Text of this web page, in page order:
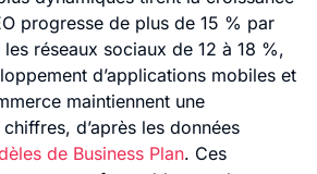
progresse de plus de 15 % par
réseaux sociaux de 12 à 18 %,
d’applications mobiles et
maintiennent une
d’après les données
de Business Plan. Ces